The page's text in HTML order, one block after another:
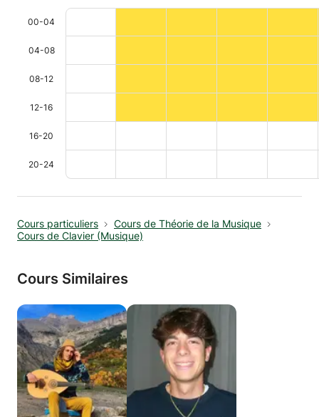
00-04
04-08
08-12
12-16
16-20
20-24
Cours particuliers
Cours de Théorie de la Musique
Cours de Clavier (Musique)
Cours Similaires